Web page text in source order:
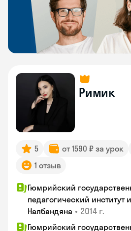
Римик
5 от 1590 ₽ за урок
1 отзыв
Гюмрийский
педагогический институт
Налбандяна • 2014 г.
Гюмрийский